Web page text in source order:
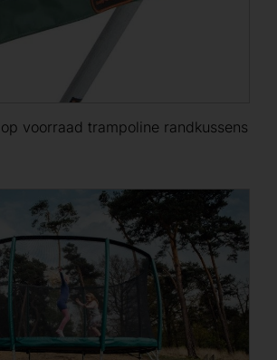
voorraad trampoline randkussens